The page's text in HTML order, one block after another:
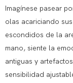
Imagínese pasear
olas acariciando
escondidos de la
mano, siente la
antiguas y
sensibilidad